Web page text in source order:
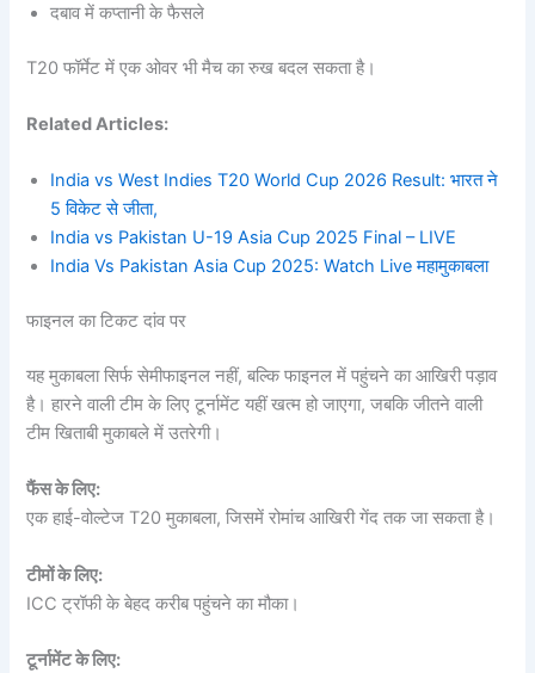
दबाव में कप्तानी के फैसले
T20 फॉर्मेट में एक ओवर भी मैच का रुख बदल सकता है।
Related Articles:
India vs West Indies T20 World Cup 2026 Result: भारत ने
5 विकेट से जीता,
India vs Pakistan U-19 Asia Cup 2025 Final – LIVE
India Vs Pakistan Asia Cup 2025: Watch Live महामुकाबला
फाइनल का टिकट दांव पर
यह मुकाबला सिर्फ सेमीफाइनल नहीं, बल्कि फाइनल में पहुंचने का आखिरी पड़ाव
है। हारने वाली टीम के लिए टूर्नामेंट यहीं खत्म हो जाएगा, जबकि जीतने वाली
टीम खिताबी मुकाबले में उतरेगी।
फैंस के लिए:
एक हाई-वोल्टेज T20 मुकाबला, जिसमें रोमांच आखिरी गेंद तक जा सकता है।
टीमों के लिए:
ICC ट्रॉफी के बेहद करीब पहुंचने का मौका।
टूर्नामेंट के लिए: